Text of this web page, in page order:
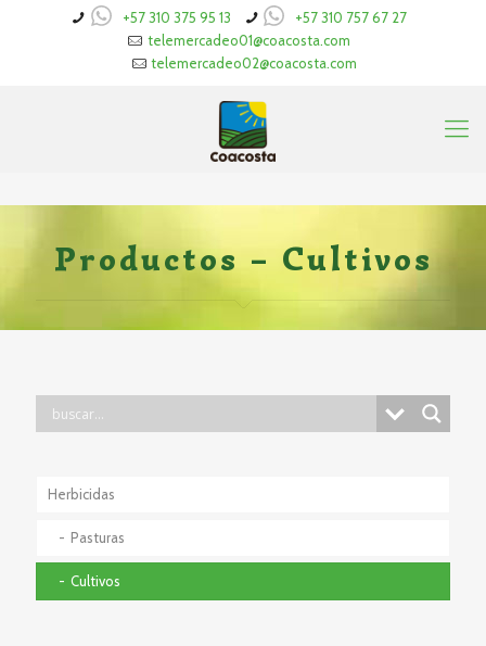
+57 310 375 95 13
+57 310 757 67 27
telemercadeo01@coacosta.com
telemercadeo02@coacosta.com
Productos – Cultivos
Herbicidas
Pasturas
Cultivos